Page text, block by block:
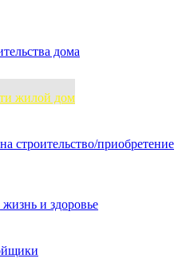
дома
жилой дом
строительство/приобретение
жизнь и здоровье